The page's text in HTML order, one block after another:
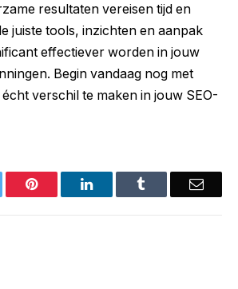
resultaten vereisen tijd en
juiste tools, inzichten en aanpak
effectiever worden in jouw
Begin vandaag nog met
verschil te maken in jouw SEO-
Pinterest LinkedIn Email